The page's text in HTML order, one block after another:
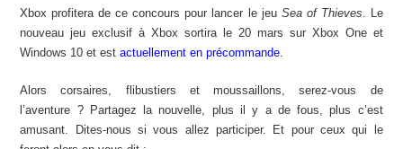
Xbox profitera de ce concours pour lancer le jeu Sea of Thieves . Le
nouveau jeu exclusif à Xbox sortira le 20 mars sur Xbox One et
Windows 10 et estactuellement en précommande
Alors corsaires, flibustiers et moussaillons, serez-vous de
l’aventure ? Partagez la nouvelle, plus il y a de fous, plus c’est
amusant. Dites-nous si vous allez participer. Et pour ceux qui le